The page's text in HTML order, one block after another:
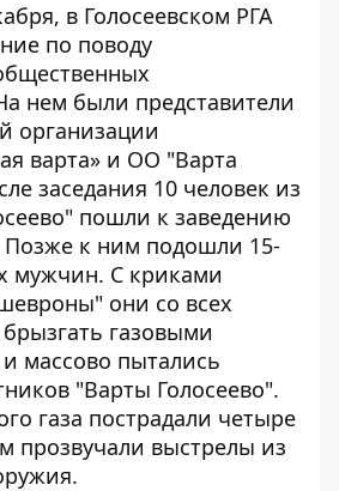
в Голосеевском РГА
по поводу
нем были представители
организации
варта» и ОО "Варта
заседания 10 человек из
пошли к заведению
Позже к ним подошли 15-
мужчин. С криками
они со всех
газовыми
массово пытались
"Варты Голосеево".
газа пострадали четыре
прозвучали выстрелы из